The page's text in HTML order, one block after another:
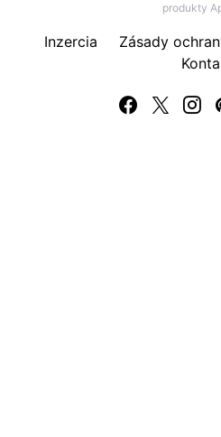
produkty
Inzercia
Zásady